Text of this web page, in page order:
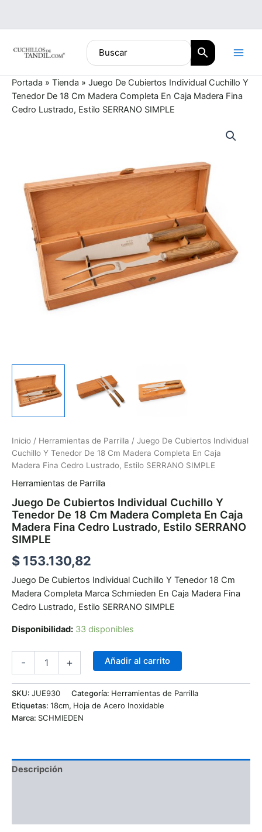
contenido
Portada » Tienda » Juego De Cubiertos Individual Cuchillo Y
Tenedor De 18 Cm Madera Completa En Caja Madera Fina
Cedro Lustrado, Estilo SERRANO SIMPLE
Inicio / Herramientas de Parrilla / Juego De Cubiertos Individual
Cuchillo Y Tenedor De 18 Cm Madera Completa En Caja
Madera Fina Cedro Lustrado, Estilo SERRANO SIMPLE
Herramientas de Parrilla
Juego De Cubiertos Individual Cuchillo Y
Tenedor De 18 Cm Madera Completa En Caja
Madera Fina Cedro Lustrado, Estilo SERRANO
SIMPLE
$ 153.130,82
Juego De Cubiertos Individual Cuchillo Y Tenedor 18 Cm
Madera Completa Marca Schmieden En Caja Madera Fina
Cedro Lustrado, Estilo SERRANO SIMPLE
Disponibilidad: 33 disponibles
-
Tenedor
Madera
Completa
cantidad
+ Añadir al carrito
SKU: JUE930 Categoría: Herramientas de Parrilla
Etiquetas: 18cm, Hoja de Acero Inoxidable
Marca: SCHMIEDEN
Descripción